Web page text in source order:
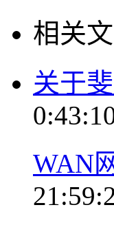
相关
关于
WAN